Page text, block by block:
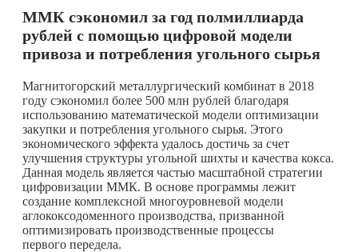
ММК сэкономил за год полмиллиарда
рублей с помощью цифровой модели
привоза и потребления угольного сырья
Магнитогорский металлургический комбинат в 2018
году сэкономил более 500 млн рублей благодаря
использованию математической модели оптимизации
закупки и потребления угольного сырья. Этого
экономического эффекта удалось достичь за счет
улучшения структуры угольной шихты и качества кокса.
Данная модель является частью масштабной стратегии
цифровизации ММК. В основе программы лежит
создание комплексной многоуровневой модели
аглококсодоменного производства, призванной
оптимизировать производственные процессы
первого передела.